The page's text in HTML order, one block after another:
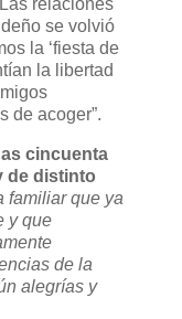
se volvió
la ‘fiesta de
la libertad
de acoger”.
cincuenta
de distinto
familiar que ya
y que
de la
alegrías y